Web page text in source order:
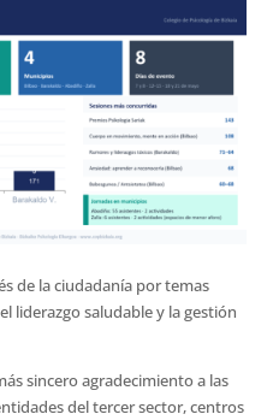
de la ciudadanía por temas
liderazgo saludable y la gestión
sincero agradecimiento a las
del tercer sector, centros